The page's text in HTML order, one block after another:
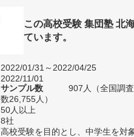
この高校受験 集団塾 北
ています。
2022/01/31～2022/04/25
2022/11/01
サンプル数
907人（全国調
数26,755人）
50人以上
8社
高校受験を目的とし、中学生を対